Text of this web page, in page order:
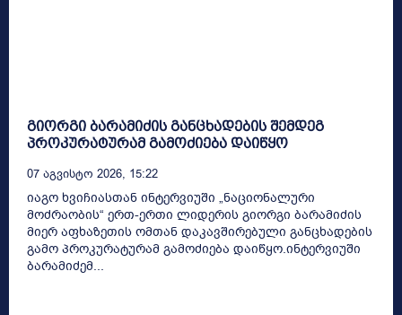
გიორგი ბარამიძის განცხადების შემდეგ
პროკურატურამ გამოძიება დაიწყო
07 Აგვისტო 2026, 15:22
იაგო ხვიჩიასთან ინტერვიუში „ნაციონალური
მოძრაობის“ ერთ-ერთი ლიდერის გიორგი ბარამიძის
მიერ აფხაზეთის ომთან დაკავშირებული განცხადების
გამო პროკურატურამ გამოძიება დაიწყო.ინტერვიუში
ბარამიძემ...